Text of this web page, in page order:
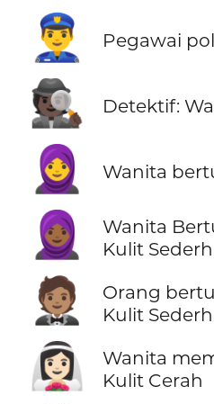
👮‍♂️ Pegawai
🕵🏿 Detektif:
🧕 Wanita
🧕🏾
Wanita
Kulit
🤵🏽
Orang
Kulit
👰🏻‍♀️
Wanita
Kulit Cerah